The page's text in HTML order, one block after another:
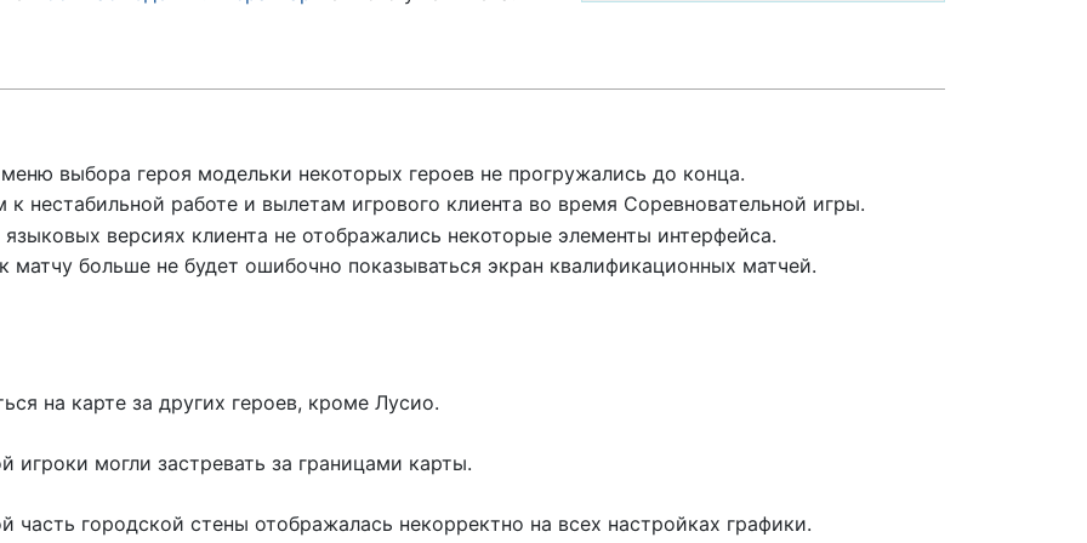
выбора героя модельки некоторых героев не прогружались до конца.
нестабильной работе и вылетам игрового клиента во время Соревновательной игры.
версиях клиента не отображались некоторые элементы интерфейса.
больше не будет ошибочно показываться экран квалификационных матчей.
на карте за других героев, кроме Лусио.
игроки могли застревать за границами карты.
часть городской стены отображалась некорректно на всех настройках графики.